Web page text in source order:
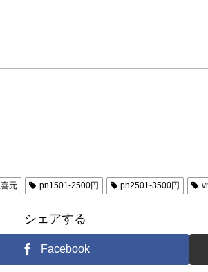
元 pn1501-2500円 pn2501-3500円
シェアする
Facebook